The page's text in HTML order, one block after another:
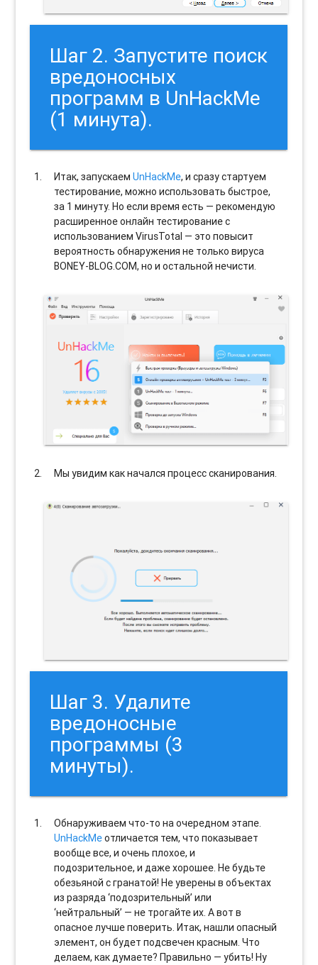
Шаг 2. Запустите поиск
вредоносных
программ в UnHackMe
(1 минута).
Итак, запускаемUnHackMe, и сразу стартуем
тестирование, можно использовать быстрое,
за 1 минуту. Но если время есть — рекомендую
расширенное онлайн тестирование с
использованием VirusTotal — это повысит
вероятность обнаружения не только вируса
BONEY-BLOG.COM, но и остальной нечисти.
Мы увидим как начался процесс сканирования.
Шаг 3. Удалите
вредоносные
программы (3
минуты).
Обнаруживаем что-то на очередном этапе.
UnHackMeотличается тем, что показывает
вообще все, и очень плохое, и
подозрительное, и даже хорошее. Не будьте
обезьяной с гранатой! Не уверены в объектах
из разряда ‘подозрительный’ или
‘нейтральный’ — не трогайте их. А вот в
опасное лучше поверить. Итак, нашли опасный
элемент, он будет подсвечен красным. Что
делаем, как думаете? Правильно — убить! Ну